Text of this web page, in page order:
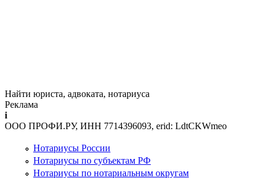
Найти юриста, адвоката, нотариуса
Реклама
i
ООО ПРОФИ.РУ, ИНН 7714396093, erid: LdtCKWmeo
Нотариусы России
Нотариусы по субъектам РФ
Нотариусы по нотариальным округам